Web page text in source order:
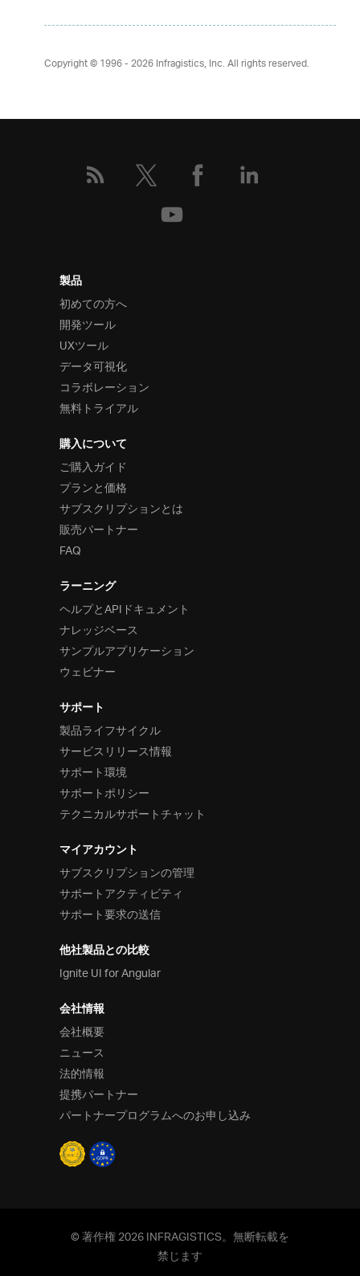
Copyright © 1996 - 2026Infragistics, Inc. All rights reserved.
製品
初めての方へ
開発ツール
UXツール
データ可視化
コラボレーション
無料トライアル
購入について
ご購入ガイド
プランと価格
サブスクリプションとは
販売パートナー
FAQ
ラーニング
ヘルプとAPIドキュメント
ナレッジベース
サンプルアプリケーション
ウェビナー
サポート
製品ライフサイクル
サービスリリース情報
サポート環境
サポートポリシー
テクニカルサポートチャット
マイアカウント
サブスクリプションの管理
サポートアクティビティ
サポート要求の送信
他社製品との比較
Ignite UI for Angular
会社情報
会社概要
ニュース
法的情報
提携パートナー
パートナープログラムへのお申し込み
© 著作権 2026 INFRAGISTICS。無断転載を
禁じます